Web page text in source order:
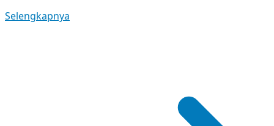
Selengkapnya